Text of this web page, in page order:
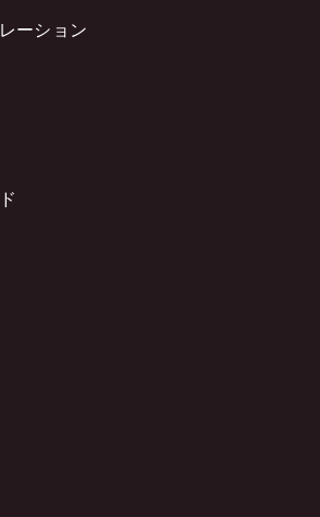
ーション